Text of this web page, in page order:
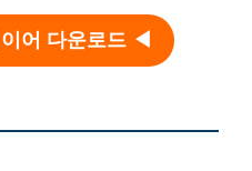
어 다운로드 ◀